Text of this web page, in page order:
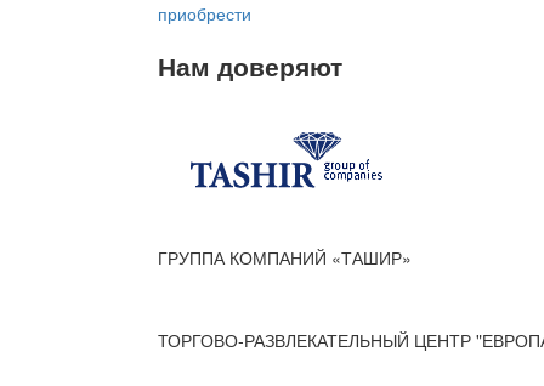
приобрести
Нам доверяют
ГРУППА КОМПАНИЙ «ТАШИР»
ТОРГОВО-РАЗВЛЕКАТЕЛЬНЫЙ ЦЕНТР